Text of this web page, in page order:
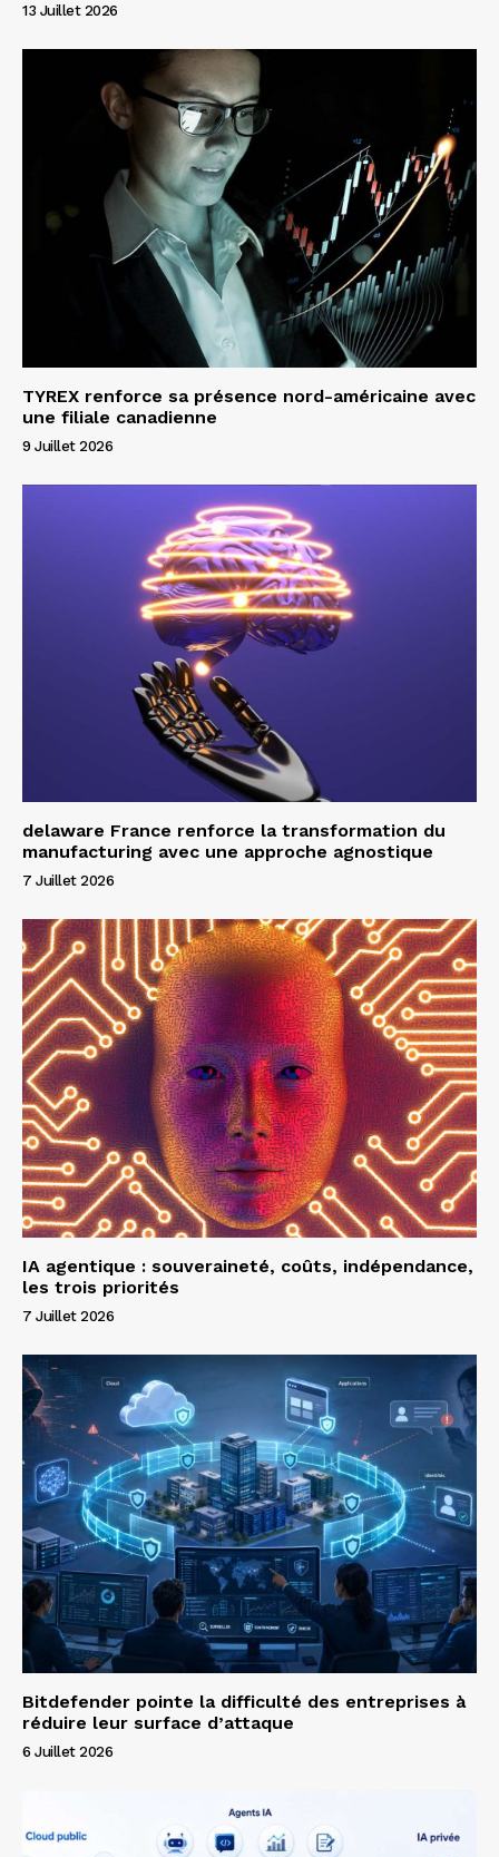
13 Juillet 2026
TYREX renforce sa présence nord-américaine avec
une filiale canadienne
9 Juillet 2026
delaware France renforce la transformation du
manufacturing avec une approche agnostique
7 Juillet 2026
IA agentique : souveraineté, coûts, indépendance,
les trois priorités
7 Juillet 2026
Bitdefender pointe la difficulté des entreprises à
réduire leur surface d’attaque
6 Juillet 2026